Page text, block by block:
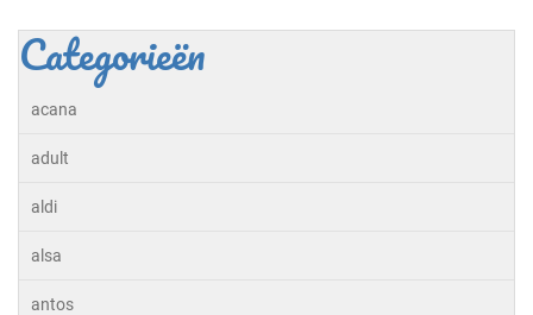
Categorieën
acana
adult
aldi
alsa
antos